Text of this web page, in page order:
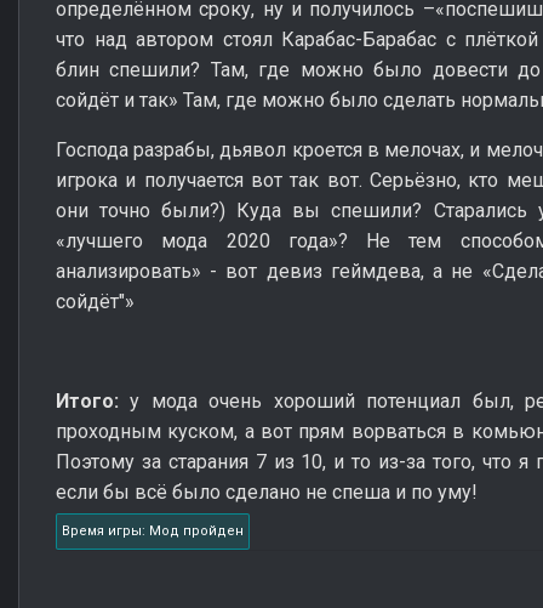
определённом сроку, ну и получилось
что над автором стоял Карабас-Барабас с
блин спешили? Там, где можно было довести
сойдёт и так» Там, где можно было сделать
Господа разрабы, дьявол кроется в мелочах, и
игрока и получается вот так вот. Серьёзно, кто
они точно были?) Куда вы спешили? Старались
«лучшего мода 2020 года»? Не тем
анализировать» - вот девиз геймдева, а не
сойдёт"»
Итого: у мода очень хороший потенциал был,
проходным куском, а вот прям ворваться в
Поэтому за старания 7 из 10, и то из-за того, что
если бы всё было сделано не спеша и по уму!
Время игры: Мод пройден